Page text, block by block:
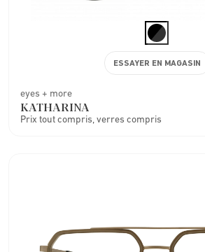
eyes + more
KATHARINA
Prix tout compris, verres compris
ESSAYER EN MAGASIN